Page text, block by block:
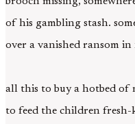
of his gambling stash.
over a vanished ransom
all this to buy a hotbed of
to feed the children fresh-